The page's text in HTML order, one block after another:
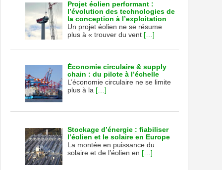
Projet éolien performant :
l’évolution des technologies de
la conception à l’exploitation
Un projet éolien ne se résume
plus à « trouver du vent […]
Économie circulaire & supply
chain : du pilote à l’échelle
L’économie circulaire ne se limite
plus à la […]
Stockage d’énergie : fiabiliser
l’éolien et le solaire en Europe
La montée en puissance du
solaire et de l’éolien en […]